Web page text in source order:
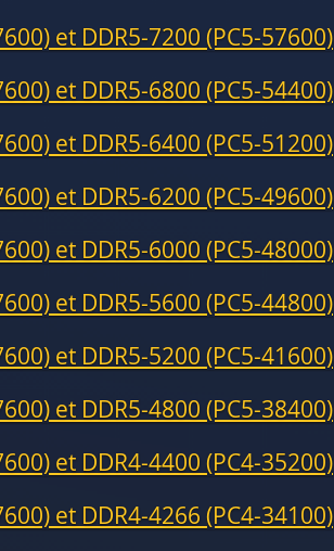
et DDR5-7200 (PC5-57600)
et DDR5-6800 (PC5-54400)
et DDR5-6400 (PC5-51200)
et DDR5-6200 (PC5-49600)
et DDR5-6000 (PC5-48000)
et DDR5-5600 (PC5-44800)
et DDR5-5200 (PC5-41600)
et DDR5-4800 (PC5-38400)
et DDR4-4400 (PC4-35200)
et DDR4-4266 (PC4-34100)